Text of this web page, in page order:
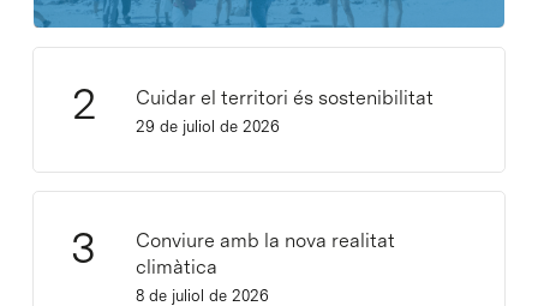
Cuidar el territori és sostenibilitat
29 de juliol de 2026
Conviure amb la nova realitat
climàtica
8 de juliol de 2026